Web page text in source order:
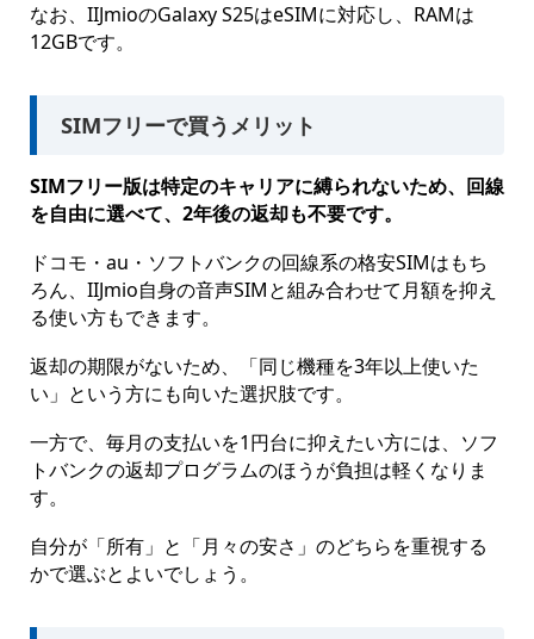
なお、IIJmioのGalaxy S25はeSIMに対応し、RAMは
12GBです。
SIMフリーで買うメリット
SIMフリー版は特定のキャリアに縛られないため、回線
を自由に選べて、2年後の返却も不要です。
ドコモ・au・ソフトバンクの回線系の格安SIMはもち
ろん、IIJmio自身の音声SIMと組み合わせて月額を抑え
る使い方もできます。
返却の期限がないため、「同じ機種を3年以上使いた
い」という方にも向いた選択肢です。
一方で、毎月の支払いを1円台に抑えたい方には、ソフ
トバンクの返却プログラムのほうが負担は軽くなりま
す。
自分が「所有」と「月々の安さ」のどちらを重視する
かで選ぶとよいでしょう。